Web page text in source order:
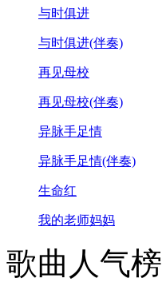
与时俱进
与时俱进(伴奏)
再见母校
再见母校(伴奏)
异脉手足情
异脉手足情(伴奏)
生命红
我的老师妈妈
歌曲人气榜